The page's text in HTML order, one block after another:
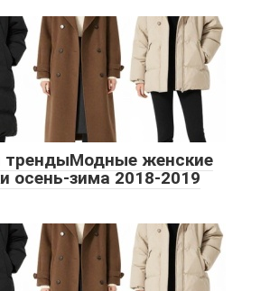
трендыМодные женские
осень-зима 2018-2019